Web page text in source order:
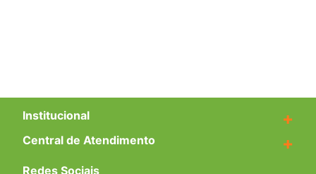
Institucional +
Central de Atendimento +
Redes Sociais